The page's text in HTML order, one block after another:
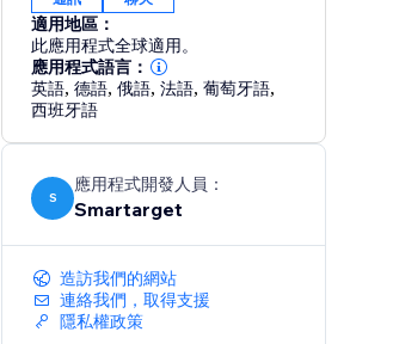
適用地區：
此應用程式全球適用。
應用程式語言：
英語,德語,俄語,法語,葡萄牙語,
西班牙語
S
應用程式開發人員：
Smartarget
造訪我們的網站
連絡我們，取得支援
隱私權政策